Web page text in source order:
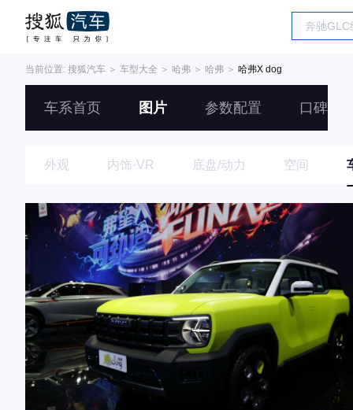
当前位置: 搜狐汽车 ＞ 车型大全 ＞ 哈弗 ＞ 哈弗 ＞ 哈弗X dog
车系首页 图片 参数配置 口碑
外观 内饰·VR 底盘/动力 空间